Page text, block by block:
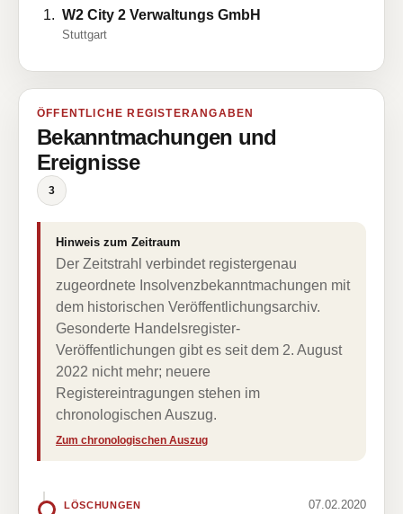
W2 City 2 Verwaltungs GmbH
Stuttgart
ÖFFENTLICHE REGISTERANGABEN
Bekanntmachungen und
Ereignisse
3
Hinweis zum Zeitraum
Der Zeitstrahl verbindet registergenau
zugeordnete Insolvenzbekanntmachungen mit
dem historischen Veröffentlichungsarchiv.
Gesonderte Handelsregister-
Veröffentlichungen gibt es seit dem 2. August
2022 nicht mehr; neuere
Registereintragungen stehen im
chronologischen Auszug.
Zum chronologischen Auszug
LÖSCHUNGEN 07.02.2020